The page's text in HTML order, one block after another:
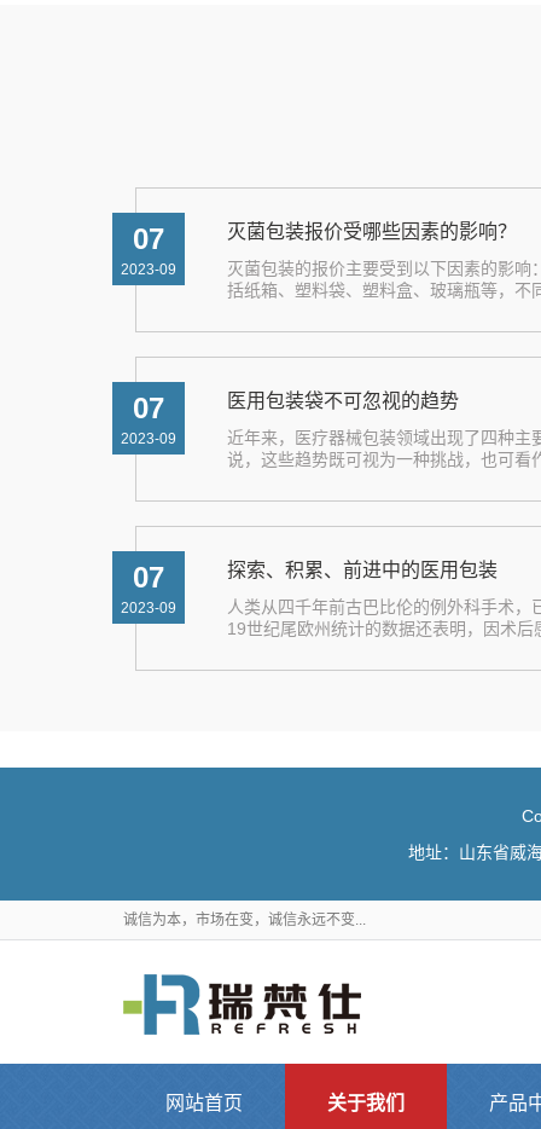
07
2023-09
灭菌包装报价受哪些因素的影响？
灭菌包装的报价主要受到以下因素的影响
括纸箱、塑料袋、塑料盒、玻璃瓶等，不
07
2023-09
医用包装袋不可忽视的趋势
近年来，医疗器械包装领域出现了四种主
说，这些趋势既可视为一种挑战，也可看
07
2023-09
探索、积累、前进中的医用包装
人类从四千年前古巴比伦的例外科手术
19世纪尾欧州统计的数据还表明，因术后
地址：山东省威
诚信为本，市场在变，诚信永远不变...
网站首页 关于我们 产品